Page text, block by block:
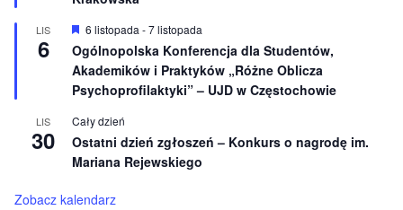
n
i
o
n
e
LIS
6
W
r
ó
ż
n
o
n
e
6 listopada-7 listopada
Ogólnopolska Konferencja dla Studentów,
Akademików i Praktyków „Różne Oblicza
Psychoprofilaktyki” – UJD w Częstochowie
LIS
30
Cały dzień
Ostatni dzień zgłoszeń – Konkurs o nagrodę im.
Mariana Rejewskiego
Zobacz kalendarz